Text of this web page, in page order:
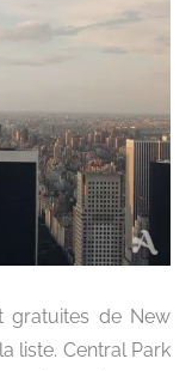
gratuites de New
liste. Central Park